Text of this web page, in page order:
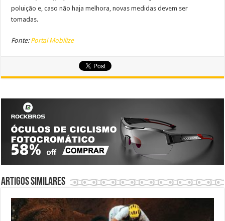
poluição e, caso não haja melhora, novas medidas devem ser
tomadas.
Fonte: Portal Mobilize
Artigos similares